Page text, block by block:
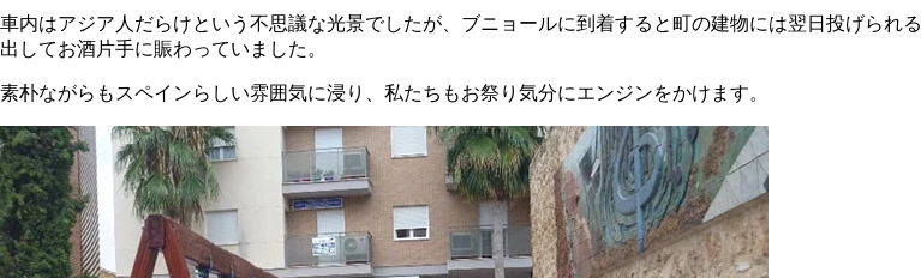
車内はアジア人だらけという不思議な光景でしたが、ブニョールに到着すると町の建物には翌日投げられる
出してお酒片手に賑わっていました。
素朴ながらもスペインらしい雰囲気に浸り、私たちもお祭り気分にエンジンをかけます。